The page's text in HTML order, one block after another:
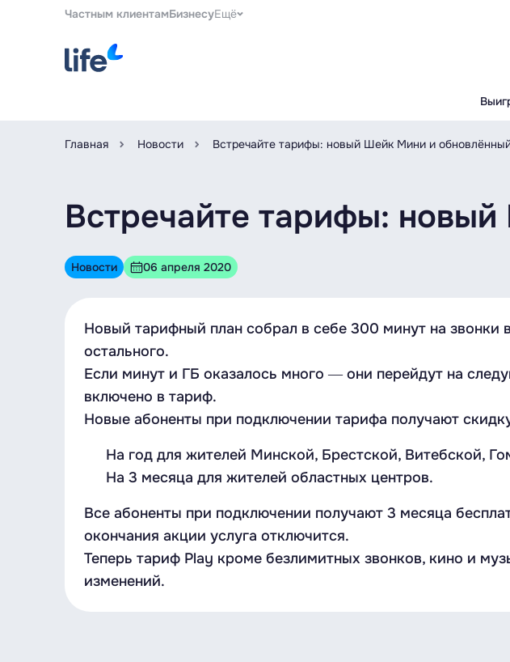
Частным клиентамБизнесуЕщё
Главная Новости Встречайте тарифы: новый Шейк Мини и
Встречайте тарифы:
Новости 06 апреля 2020
Новый тарифный план собрал в себе 300 минут на звонки
остального.
Если минут и ГБ оказалось много ― они перейдут на
включено в тариф.
Новые абоненты при подключении тарифа получают
На год для жителей Минской, Брестской, Витебской,
На 3 месяца для жителей областных центров.
Все абоненты при подключении получают 3 месяца
окончания акции услуга отключится.
Теперь тариф Play кроме безлимитных звонков, кино и
изменений.